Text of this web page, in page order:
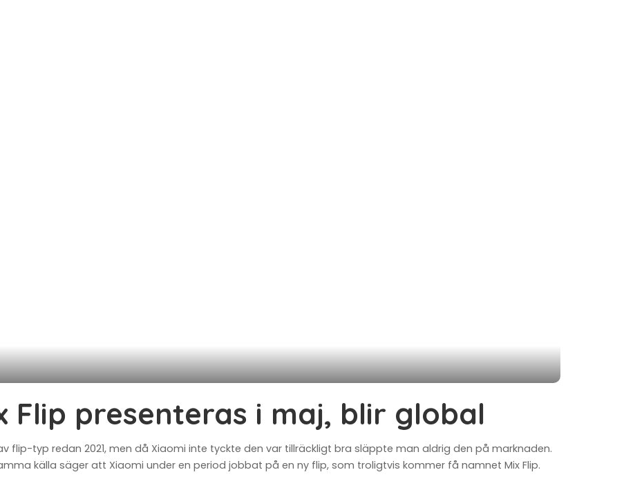
Flip presenteras i maj, blir global
flip-typ redan 2021, men då Xiaomi inte tyckte den var tillräckligt bra släppte man aldrig den på marknaden.
källa säger att Xiaomi under en period jobbat på en ny flip, som troligtvis kommer få namnet Mix Flip.